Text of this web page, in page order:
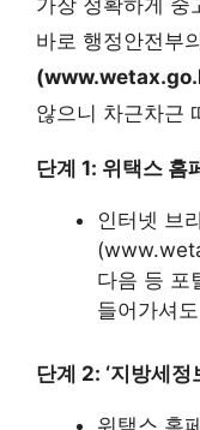
바로 행정안전부
않으니 차근차근
단계 1: 위택스 홈
인터넷 브
다음 등 포
들어가셔
단계 2: ‘지방세정
위택스 홈